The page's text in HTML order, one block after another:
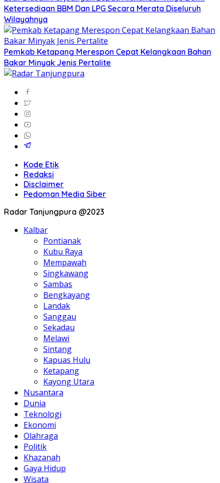
Ketersediaan BBM Dan LPG Secara Merata Diseluruh
Wilayahnya
Pemkab Ketapang Merespon Cepat Kelangkaan Bahan
Bakar Minyak Jenis Pertalite
Kode Etik
Redaksi
Disclaimer
Pedoman Media Siber
Radar Tanjungpura @2023
Kalbar
Pontianak
Kubu Raya
Mempawah
Singkawang
Sambas
Bengkayang
Landak
Sanggau
Sekadau
Melawi
Sintang
Kapuas Hulu
Ketapang
Kayong Utara
Nusantara
Dunia
Teknologi
Ekonomi
Olahraga
Politik
Khazanah
Gaya Hidup
Wisata